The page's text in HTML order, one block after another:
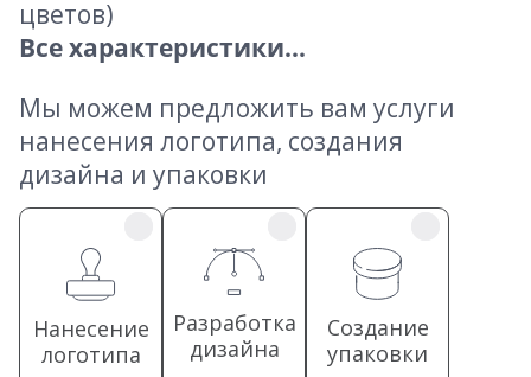
цветов)
Все характеристики...
Мы можем предложить вам услуги
нанесения логотипа, создания
дизайна и упаковки
Нанесение
логотипа
Разработка
дизайна
Создание
упаковки